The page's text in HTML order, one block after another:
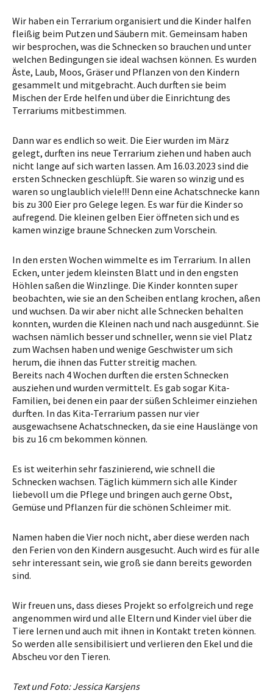
Wir haben ein Terrarium organisiert und die Kinder halfen
fleißig beim Putzen und Säubern mit. Gemeinsam haben
wir besprochen, was die Schnecken so brauchen und unter
welchen Bedingungen sie ideal wachsen können. Es wurden
Äste, Laub, Moos, Gräser und Pflanzen von den Kindern
gesammelt und mitgebracht. Auch durften sie beim
Mischen der Erde helfen und über die Einrichtung des
Terrariums mitbestimmen.
Dann war es endlich so weit. Die Eier wurden im März
gelegt, durften ins neue Terrarium ziehen und haben auch
nicht lange auf sich warten lassen. Am 16.03.2023 sind die
ersten Schnecken geschlüpft. Sie waren so winzig und es
waren so unglaublich viele!!! Denn eine Achatschnecke kann
bis zu 300 Eier pro Gelege legen. Es war für die Kinder so
aufregend. Die kleinen gelben Eier öffneten sich und es
kamen winzige braune Schnecken zum Vorschein.
In den ersten Wochen wimmelte es im Terrarium. In allen
Ecken, unter jedem kleinsten Blatt und in den engsten
Höhlen saßen die Winzlinge. Die Kinder konnten super
beobachten, wie sie an den Scheiben entlang krochen, aßen
und wuchsen. Da wir aber nicht alle Schnecken behalten
konnten, wurden die Kleinen nach und nach ausgedünnt. Sie
wachsen nämlich besser und schneller, wenn sie viel Platz
zum Wachsen haben und wenige Geschwister um sich
herum, die ihnen das Futter streitig machen.
Bereits nach 4 Wochen durften die ersten Schnecken
ausziehen und wurden vermittelt. Es gab sogar Kita-
Familien, bei denen ein paar der süßen Schleimer einziehen
durften. In das Kita-Terrarium passen nur vier
ausgewachsene Achatschnecken, da sie eine Hauslänge von
bis zu 16 cm bekommen können.
Es ist weiterhin sehr faszinierend, wie schnell die
Schnecken wachsen. Täglich kümmern sich alle Kinder
liebevoll um die Pflege und bringen auch gerne Obst,
Gemüse und Pflanzen für die schönen Schleimer mit.
Namen haben die Vier noch nicht, aber diese werden nach
den Ferien von den Kindern ausgesucht. Auch wird es für alle
sehr interessant sein, wie groß sie dann bereits geworden
sind.
Wir freuen uns, dass dieses Projekt so erfolgreich und rege
angenommen wird und alle Eltern und Kinder viel über die
Tiere lernen und auch mit ihnen in Kontakt treten können.
So werden alle sensibilisiert und verlieren den Ekel und die
Abscheu vor den Tieren.
Text und Foto: Jessica Karsjens